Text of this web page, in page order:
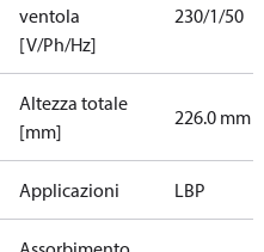
ventola
[V/Ph/Hz]
230/1/50
Altezza totale
[mm]
226.0 mm
Applicazioni LBP